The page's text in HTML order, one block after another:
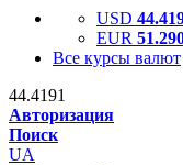
USD
EUR
Все курсы валют
44.4191
Авторизация
Поиск
UA